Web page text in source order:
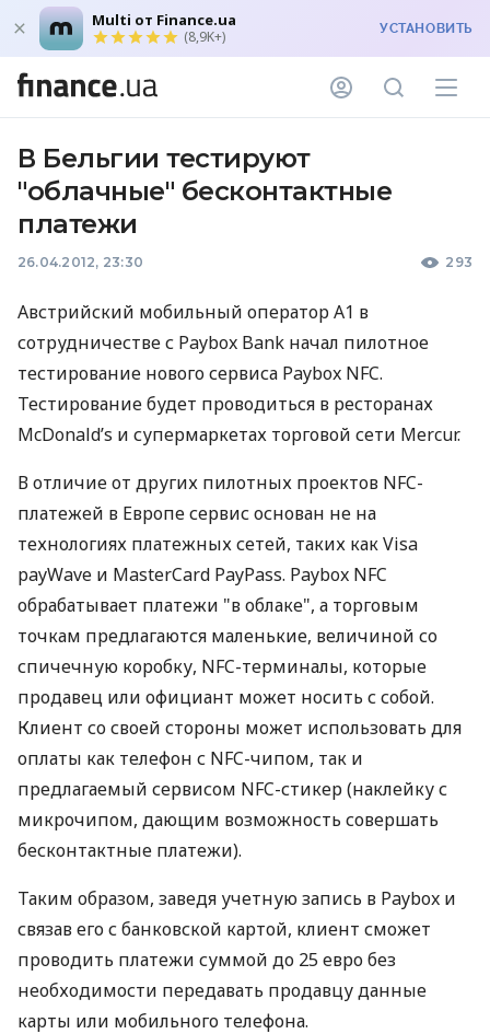
Multi от Finance.ua
(8,9K+) УСТАНОВИТЬ
В Бельгии тестируют
"облачные" бесконтактные
платежи
26.04.2012, 23:30 293
Австрийский мобильный оператор A1 в
сотрудничестве с Paybox Bank начал пилотное
тестирование нового сервиса Paybox NFC.
Тестирование будет проводиться в ресторанах
McDonald’s и супермаркетах торговой сети Mercur.
В отличие от других пилотных проектов NFC-
платежей в Европе сервис основан не на
технологиях платежных сетей, таких как Visa
payWave и MasterCard PayPass. Paybox NFC
обрабатывает платежи "в облаке", а торговым
точкам предлагаются маленькие, величиной со
спичечную коробку, NFC-терминалы, которые
продавец или официант может носить с собой.
Клиент со своей стороны может использовать для
оплаты как телефон с NFC-чипом, так и
предлагаемый сервисом NFC-стикер (наклейку с
микрочипом, дающим возможность совершать
бесконтактные платежи).
Таким образом, заведя учетную запись в Paybox и
связав его с банковской картой, клиент сможет
проводить платежи суммой до 25 евро без
необходимости передавать продавцу данные
карты или мобильного телефона.